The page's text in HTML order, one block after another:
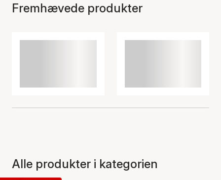
Fremhævede produkter
Alle produkter i kategorien